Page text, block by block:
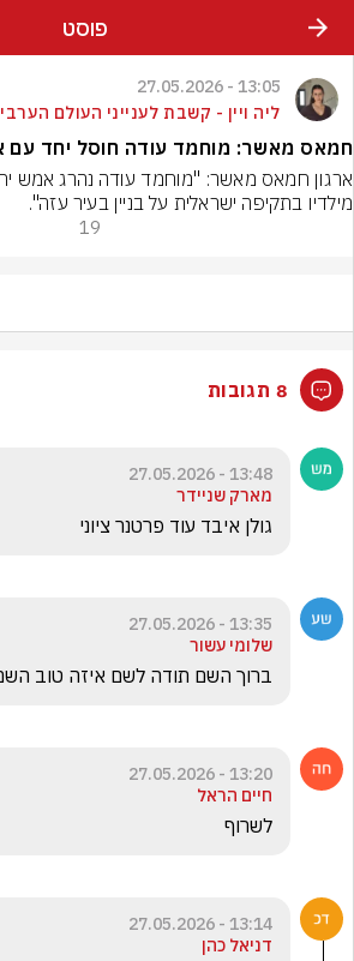
פוסט
13:05 - 27.05.2026
ליה ויין - קשבת לענייני העולם הערבי
חמאס מאשר: מוחמד עודה חוסל יחד עם
מילדיו בתקיפה ישראלית על בניין בעיר עזה".
19
8 תגובות
13:48 - 27.05.2026
מארק שניידר
גולן איבד עוד פרטנר ציוני
13:35 - 27.05.2026
שלומי עשור
ברוך השם תודה לשם איזה טוב
13:20 - 27.05.2026
חיים הראל
לשרוף
13:14 - 27.05.2026
דניאל כהן